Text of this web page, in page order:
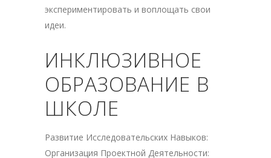
экспериментировать и воплощать свои
идеи.
ИНКЛЮЗИВНОЕ
ОБРАЗОВАНИЕ В
ШКОЛЕ
Развитие Исследовательских Навыков:
Организация Проектной Деятельности: